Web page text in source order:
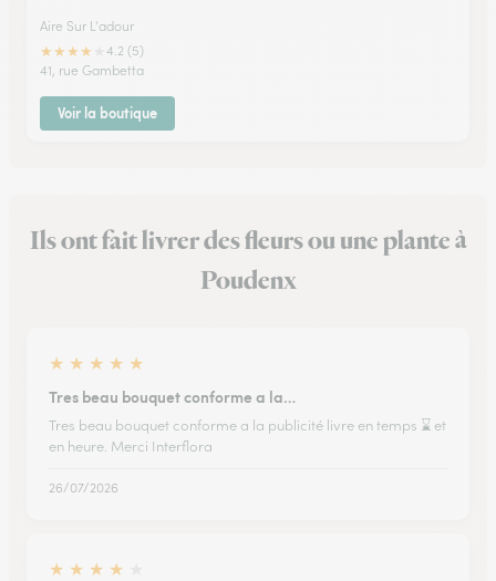
Aire Sur L'adour
★★★★
4.2 (5)
41, rue Gambetta
Voir la boutique
Ils ont fait livrer des fleurs ou une plante à
Poudenx
★ ★ ★ ★ ★
Tres beau bouquet conforme a la…
Tres beau bouquet conforme a la publicité livre en temps ⌛ et
en heure. Merci Interflora
26/07/2026
★ ★ ★ ★